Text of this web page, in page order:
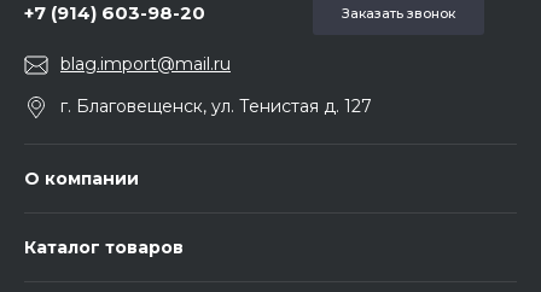
+7 (914) 603-98-20 Заказать звонок
blag.import@mail.ru
г. Благовещенск, ул. Тенистая д. 127
О компании
Каталог товаров